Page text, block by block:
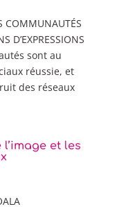
D’EXPRESSIONS
sont au
réussie, et
des réseaux
et les